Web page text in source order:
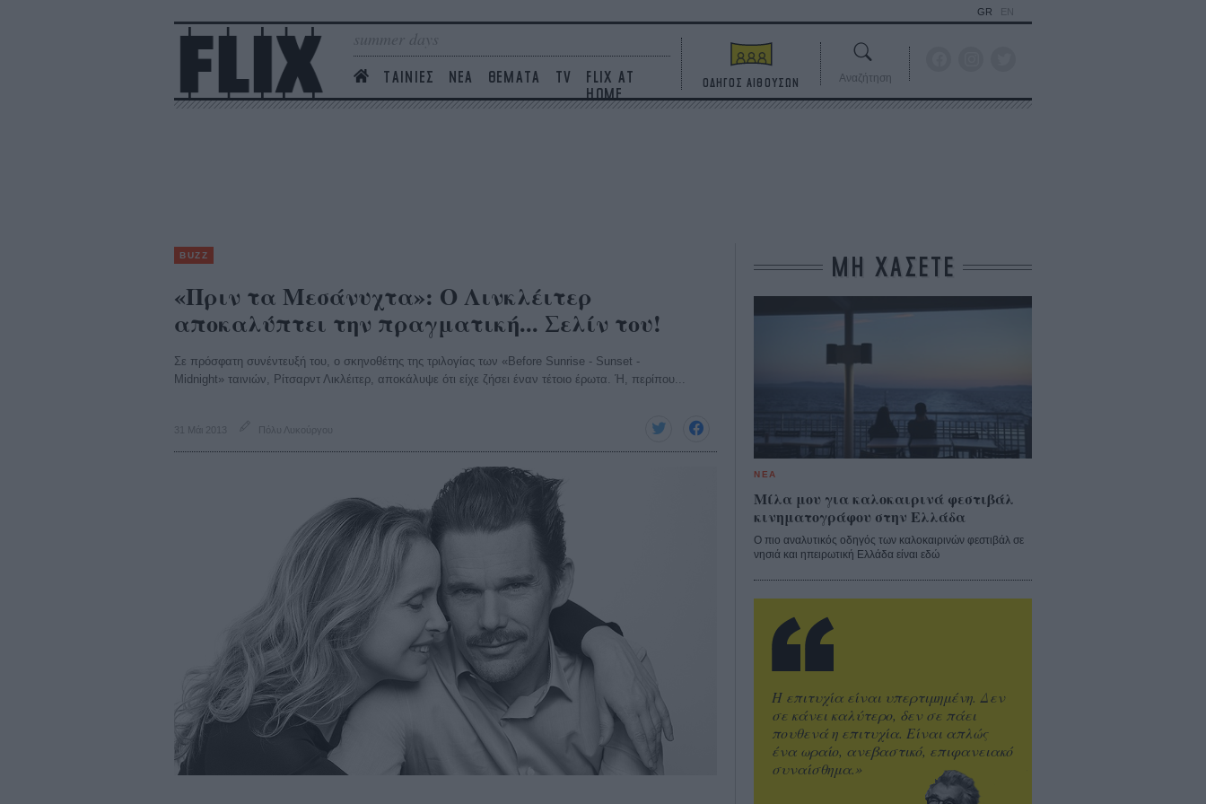
summer days
ΤΑΙΝΙΕΣ ΝΕΑ ΘΕΜΑΤΑ TV
FLIX AT
HOME
GR EN
ΟΔΗΓΟΣ ΑΙΘΟΥΣΩΝ Αναζήτηση
BUZZ
«Πριν τα Μεσάνυχτα»: Ο Λινκλέιτερ
αποκαλύπτει την πραγματική... Σελίν του!
Σε πρόσφατη συνέντευξή του, ο σκηνοθέτης της τριλογίας των «Before Sunrise - Sunset -
Midnight» ταινιών, Ρίτσαρντ Λικλέιτερ, αποκάλυψε ότι είχε ζήσει έναν τέτοιο έρωτα. Ή, περίπου...
31 Μάι 2013 Πόλυ Λυκούργου
ΜΗ ΧΑΣΕΤΕ
ΝΕΑ
Μίλα μου για καλοκαιρινά φεστιβάλ
κινηματογράφου στην Ελλάδα
Ο πιο αναλυτικός οδηγός των καλοκαιρινών φεστιβάλ σε
νησιά και ηπειρωτική Ελλάδα είναι εδώ
Η επιτυχία είναι υπερτιμημένη. Δεν
σε κάνει καλύτερο, δεν σε πάει
πουθενά η επιτυχία. Είναι απλώς
ένα ωραίο, ανεβαστικό, επιφανειακό
συναίσθημα.»